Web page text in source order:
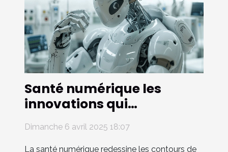
Santé numérique les
innovations qui
transforment les soins à
l’international
Dimanche 6 avril 2025 18:07
La santé numérique redessine les contours de